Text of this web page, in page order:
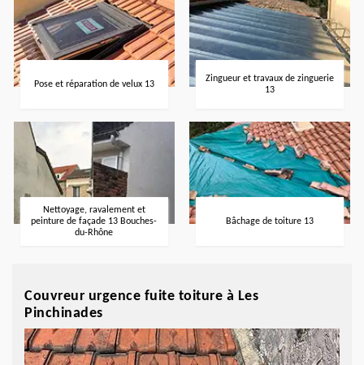
Pose et réparation de velux 13
Zingueur et travaux de zinguerie
13
Nettoyage, ravalement et
peinture de façade 13 Bouches-
du-Rhône
Bâchage de toiture 13
Couvreur urgence fuite toiture à Les
Pinchinades